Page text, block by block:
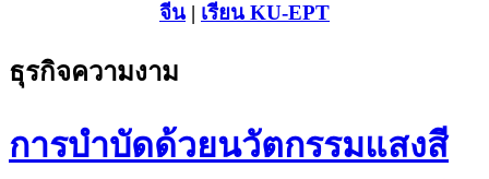
จีน | เรียน KU-EPT
ธุรกิจความงาม
การบำบัดด้วยนวัตกรรมแสงสี